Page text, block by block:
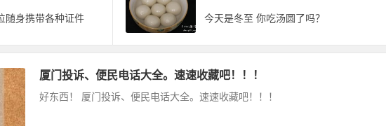
随身携带各种证件 今天是冬至 你吃汤圆了吗？
厦门投诉、便民电话大全。速速收藏吧！！！
好东西！ 厦门投诉、便民电话大全。速速收藏吧！！！